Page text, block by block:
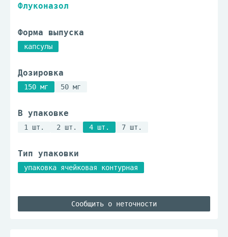
Флуконазол
Форма выпуска
капсулы
Дозировка
150 мг 50 мг
В упаковке
1 шт. 2 шт. 4 шт. 7 шт.
Тип упаковки
упаковка ячейковая контурная
Сообщить о неточности